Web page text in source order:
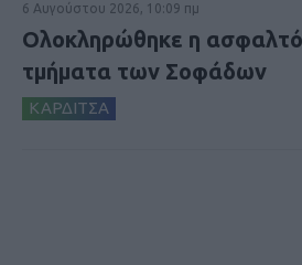
6 Αυγούστου 2026, 10:09 πμ
Ολοκληρώθηκε η
τμήματα των Σοφάδων
ΚΑΡΔΙΤΣΑ